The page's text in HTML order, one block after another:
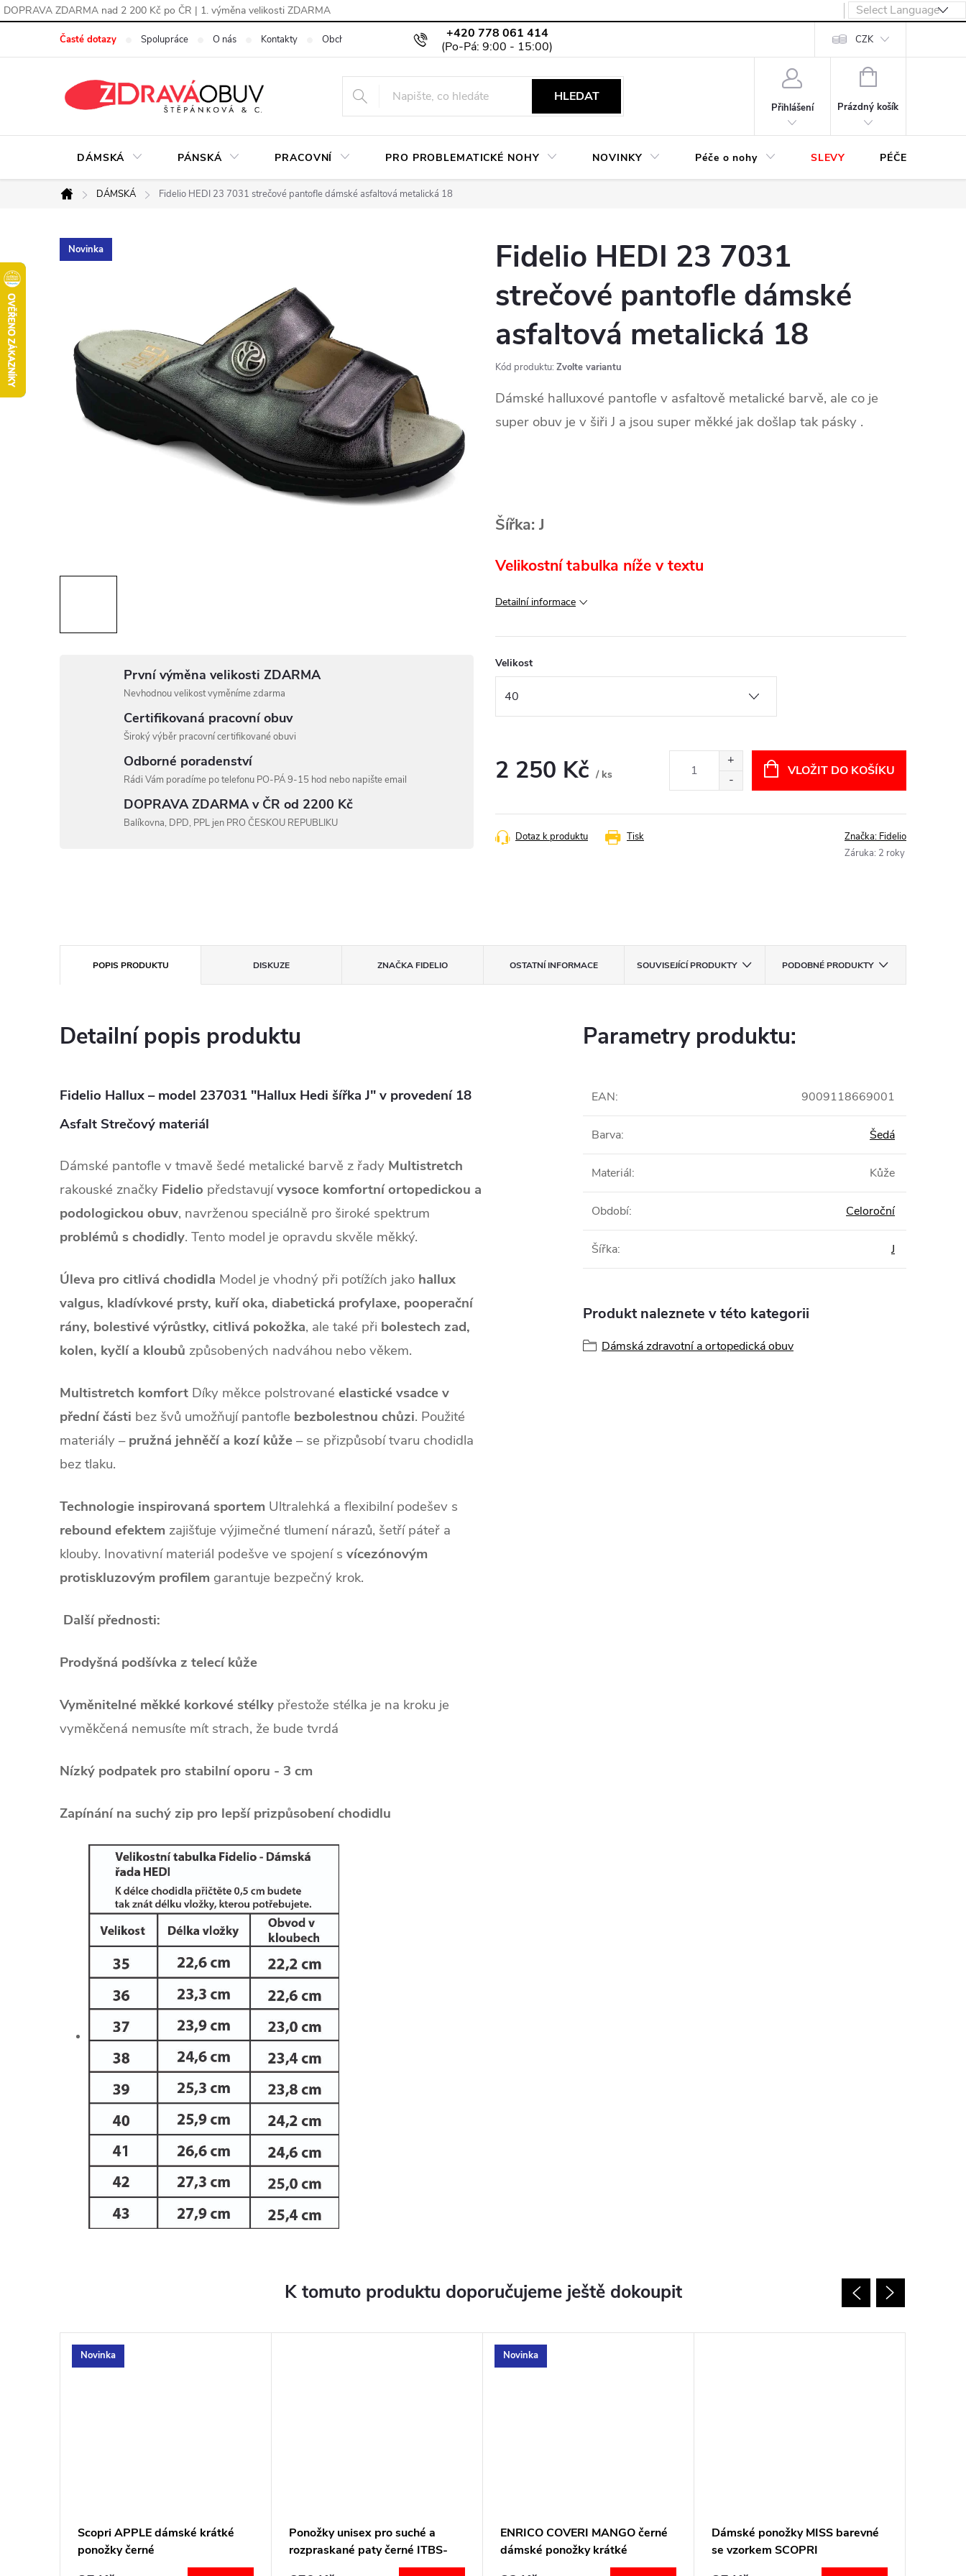
DOPRAVA ZDARMA nad 2 200 Kč po ČR | 1. výměna velikosti ZDARMA
+420 778 061 414
Časté dotazy Spolupráce O nás Kontakty Obchodní podmínky Podmínky ochrany osobních údajů CZK
HLEDAT
Přihlášení
NÁKUPNÍ
Prázdný košík
DÁMSKÁ PÁNSKÁ PRACOVNÍ PRO PROBLEMATICKÉ NOHY NOVINKY Péče o nohy SLEVY PÉČE O OBUV
Domů
DÁMSKÁ Fidelio HEDI 23 7031 strečové pantofle dámské asfaltová metalická 18
Novinka
První výměna velikosti ZDARMA
Nevhodnou velikost vyměníme zdarma
Certifikovaná pracovní obuv
Široký výběr pracovní certifikované obuvi
Odborné poradenství
Rádi Vám poradíme po telefonu PO-PÁ 9-15 hod nebo napište email
DOPRAVA ZDARMA v ČR od 2200 Kč
Balíkovna, DPD, PPL jen PRO ČESKOU REPUBLIKU
Fidelio HEDI 23 7031
strečové pantofle dámské
asfaltová metalická 18
Kód produktu: Zvolte variantu
Dámské halluxové pantofle v asfaltově metalické barvě, ale co je
super obuv je v šiři J a jsou super měkké jak došlap tak pásky .
Šířka: J
Velikostní tabulka níže v textu
Detailní informace
Velikost
2 250 Kč / ks
VLOŽIT DO KOŠÍKU
Tisk
Dotaz k produktu Značka: Fidelio
Záruka: 2 roky
POPIS PRODUKTU DISKUZE ZNAČKAFIDELIO OSTATNÍ INFORMACE SOUVISEJÍCÍ PRODUKTY PODOBNÉ PRODUKTY
Detailní popis produktu
Fidelio Hallux – model 237031 "Hallux Hedi šířka J" v provedení 18
Asfalt Strečový materiál
Dámské pantofle v tmavě šedé metalické barvě z řady Multistretch
rakouské značky Fidelio představujívysoce komfortní ortopedickou a
podologickou obuv, navrženou speciálně pro široké spektrum
problémů s chodidly. Tento model je opravdu skvěle měkký.
Úleva pro citlivá chodidla Model je vhodný při potížích jako hallux
valgus, kladívkové prsty, kuří oka, diabetická profylaxe, pooperační
rány, bolestivé výrůstky, citlivá pokožka, ale také při bolestech zad,
kolen, kyčlí a kloubů způsobených nadváhou nebo věkem.
Multistretch komfort Díky měkce polstrované elastické vsadce v
přední části bez švů umožňují pantofle bezbolestnou chůzi. Použité
materiály –pružná jehněčí a kozí kůže– se přizpůsobí tvaru chodidla
bez tlaku.
Technologie inspirovaná sportem Ultralehká a flexibilní podešev s
rebound efektem zajišťuje výjimečné tlumení nárazů, šetří páteř a
klouby. Inovativní materiál podešve ve spojení s vícezónovým
protiskluzovým profilem garantuje bezpečný krok.
Další přednosti:
Prodyšná podšívka z telecí kůže
Vyměnitelné měkké korkové stélky přestože stélka je na kroku je
vyměkčená nemusíte mít strach, že bude tvrdá
Nízký podpatek pro stabilní oporu - 3 cm
Zapínání na suchý zip pro lepší prizpůsobení chodidlu
Parametry produktu:
EAN: 9009118669001
Barva: Šedá
Materiál: Kůže
Období: Celoroční
Šířka: J
Produkt naleznete v této kategorii
Dámská zdravotní a ortopedická obuv
K tomuto produktu doporučujeme ještě dokoupit
Novinka
Scopri APPLE dámské krátké
ponožky černé
Ponožky unisex pro suché a
rozpraskané paty černé ITBS-
Novinka
ENRICO COVERI MANGO černé
dámské ponožky krátké
Dámské ponožky MISS barevné
se vzorkem SCOPRI